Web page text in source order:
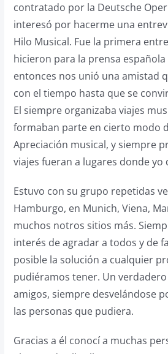
contratado por la Deutsche
interesó por hacerme una
Hilo Musical. Fue la primera
hicieron para la prensa
entonces nos unió una amistad
con el tiempo hasta que se
El siempre organizaba viajes
formaban parte en cierto modo
Apreciación musical, y siempre
viajes fueran a lugares donde yo
Estuvo con su grupo repetidas
Hamburgo, en Munich, Viena,
muchos notros sitios más.
interés de agradar a todos y de
posible la solución a cualquier
pudiéramos tener. Un
amigos, siempre desvelándose
las personas que pudiera.
Gracias a él conocí a muchas